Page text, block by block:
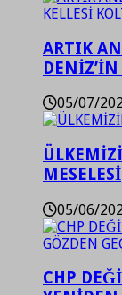
ARTIK
05/07/
MESELESİ
05/06/
CHP